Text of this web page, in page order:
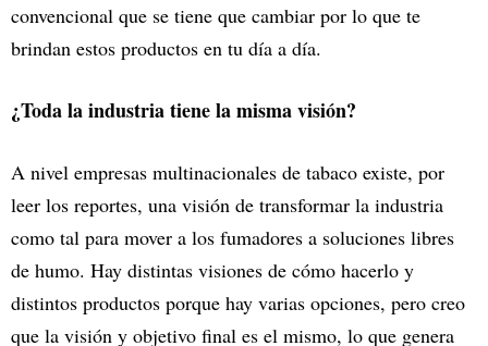
convencional que se tiene que cambiar por lo que te
brindan estos productos en tu día a día.
¿Toda la industria tiene la misma visión?
A nivel empresas multinacionales de tabaco existe, por
leer los reportes, una visión de transformar la industria
como tal para mover a los fumadores a soluciones libres
de humo. Hay distintas visiones de cómo hacerlo y
distintos productos porque hay varias opciones, pero creo
que la visión y objetivo final es el mismo, lo que genera